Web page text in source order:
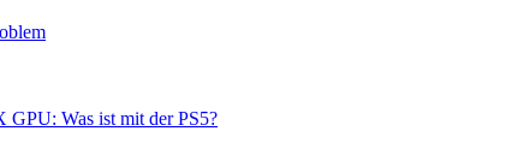
GPU: Was ist mit der PS5?